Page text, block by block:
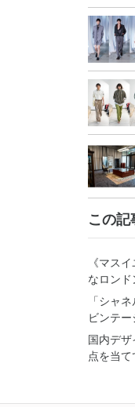
この記
《マス
なロン
「シャ
ビンテ
国内デ
点を当て